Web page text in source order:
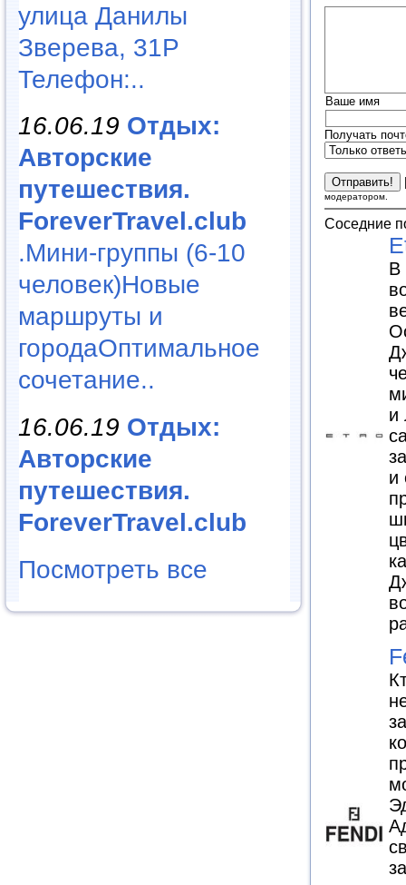
улица Данилы
Зверева, 31Р
Телефон:..
16.06.19 Отдых:
Авторские
путешествия.
ForeverTravel.club
.Мини-группы (6-10
человек)Новые
маршруты и
городаОптимальное
сочетание..
16.06.19 Отдых:
Авторские
путешествия.
ForeverTravel.club
Посмотреть все
Ваше имя
Получать
модератором.
Соседние
В
и
и